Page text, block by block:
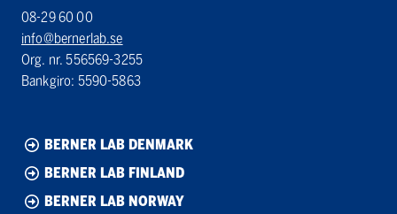
08-29 60 00
info@bernerlab.se
Org. nr. 556569-3255
Bankgiro: 5590-5863
BERNER LAB DENMARK
BERNER LAB FINLAND
BERNER LAB NORWAY